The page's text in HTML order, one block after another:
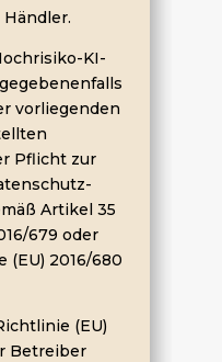
KI-
vorliegenden
Pflicht zur
Artikel 35
679 oder
(EU) 2016/680
(EU)
Betreiber